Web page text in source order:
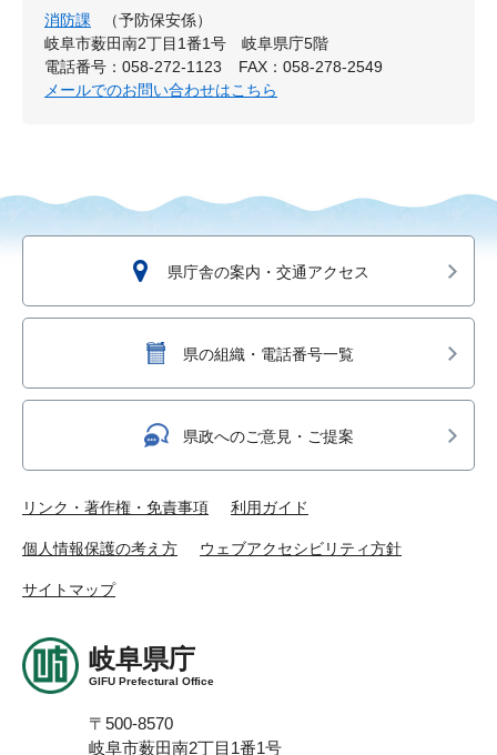
消防課
（予防保安係）
岐阜市薮田南2丁目1番1号 岐阜県庁5階
電話番号：058-272-1123
FAX：058-278-2549
メールでのお問い合わせはこちら
県庁舎の案内・交通アクセス
県の組織・電話番号一覧
県政へのご意見・ご提案
リンク・著作権・免責事項 利用ガイド
個人情報保護の考え方 ウェブアクセシビリティ方針
サイトマップ
岐阜県庁
GIFU Prefectural Office
〒500-8570
岐阜市薮田南2丁目1番1号